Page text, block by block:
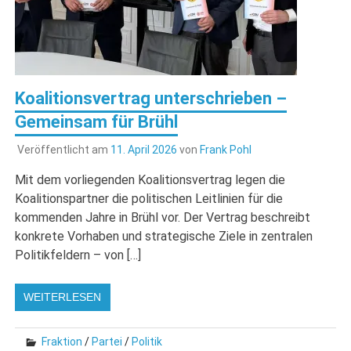
Koalitionsvertrag unterschrieben –
Gemeinsam für Brühl
Veröffentlicht am 11. April 2026 von Frank Pohl
Mit dem vorliegenden Koalitionsvertrag legen die
Koalitionspartner die politischen Leitlinien für die
kommenden Jahre in Brühl vor. Der Vertrag beschreibt
konkrete Vorhaben und strategische Ziele in zentralen
Politikfeldern – von […]
WEITERLESEN
Fraktion / Partei / Politik